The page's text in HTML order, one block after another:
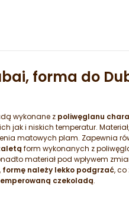
forma do
wykonane z poliwęglanu
jak i niskich temperatur.
matowych plam. Zapewnia
form wykonanych z
materiał pod wpływem
formę należy lekko podgrzać,
czekoladą.